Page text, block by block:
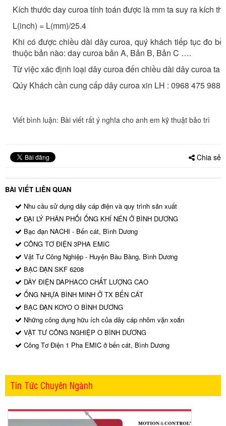
Kích thước day curoa tính toán được là mm ta suy ra kích
L(inch) = L(mm)/25.4
Khi có được chiều dài dây curoa, quý khách tiếp tục đo
thuộc bản nào: day curoa bản A, Bản B, Bản C ….
Từ việc xác định loại dây curoa đến chiều dài dây curoa ta
Qúy Khách cần cung cấp dây curoa xin LH : 0968 475 988
Viết bình luận: Bài viết rất ý nghĩa cho anh em kỹ thuật bảo trì
Chia sẻ
BÀI VIẾT LIÊN QUAN
Nhu cầu sử dụng dây cáp điện và quy trình sản xuất
ĐẠI LÝ PHÂN PHỐI ỐNG KHÍ NÉN Ở BÌNH DƯƠNG
Bạc đạn NACHI - Bến cát, Bình Dương
CÔNG TƠ ĐIỆN 3PHA EMIC
Vật Tư Công Nghiệp - Huyện Bàu Bàng, Bình Dương
BẠC ĐẠN SKF 6208
DÂY ĐIỆN DAPHACO CHẤT LƯỢNG CAO
ỐNG NHỰA BÌNH MINH Ở TX BẾN CÁT
BẠC ĐẠN KOYO O BÌNH DƯƠNG
Những công dụng hữu ích của dây cáp nhôm vặn xoắn
VẬT TƯ CÔNG NGHIỆP O BÌNH DƯƠNG
Công Tơ Điện 1 Pha EMIC ở bến cát, Bình Dương
Tin Tức Chuyên Ngành